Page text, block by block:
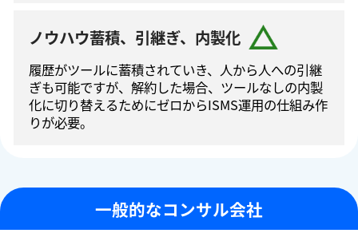
ノウハウ蓄積、引継ぎ、内製化
履歴がツールに蓄積されていき、人から人への引継
ぎも可能ですが、解約した場合、ツールなしの内製
化に切り替えるためにゼロからISMS運⽤の仕組み作
りが必要。
一般的なコンサル会社